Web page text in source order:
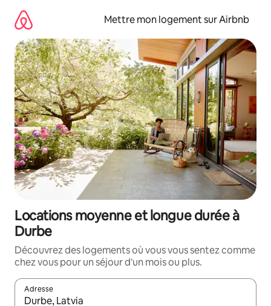
directement
contenu
Mettre mon logement sur Airbnb
Locations moyenne et longue durée à
Durbe
Découvrez des logements où vous vous sentez comme
chez vous pour un séjour d'un mois ou plus.
Adresse
Lorsque les résultats s'affichent, utilisez les flèches vers le